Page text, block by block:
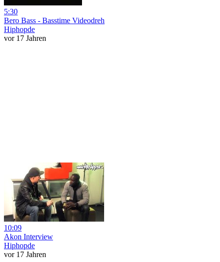
5:30
Bero Bass - Basstime Videodreh
Hiphopde
vor 17 Jahren
10:09
Akon Interview
Hiphopde
vor 17 Jahren